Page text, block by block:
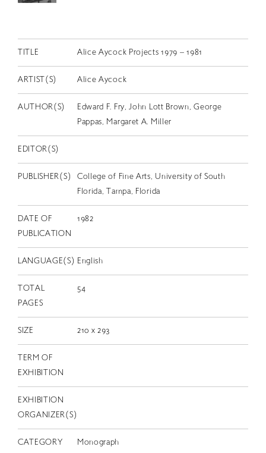
CONTACT
JP
TITLE Alice Aycock Projects 1979 – 1981
ARTIST(S) Alice Aycock
AUTHOR(S)
Edward F. Fry, John Lott Brown, George
Pappas, Margaret A. Miller
EDITOR(S)
PUBLISHER(S)
College of Fine Arts, University of South
Florida, Tampa, Florida
DATE OF
PUBLICATION
1982
LANGUAGE(S) English
TOTAL
PAGES
54
SIZE 210 x 293
TERM OF
EXHIBITION
EXHIBITION
ORGANIZER(S)
CATEGORY Monograph